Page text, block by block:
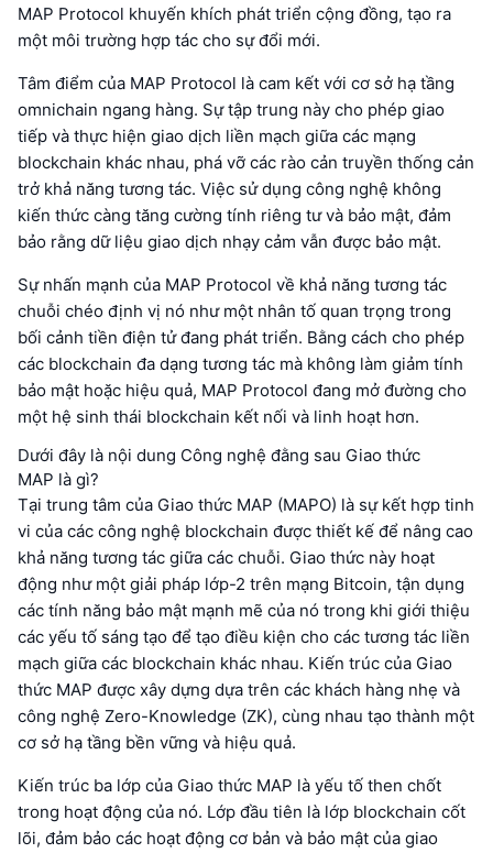
MAP Protocol khuyến khích phát triển cộng đồng, tạo ra
một môi trường hợp tác cho sự đổi mới.
Tâm điểm của MAP Protocol là cam kết với cơ sở hạ tầng
omnichain ngang hàng. Sự tập trung này cho phép giao
tiếp và thực hiện giao dịch liền mạch giữa các mạng
blockchain khác nhau, phá vỡ các rào cản truyền thống cản
trở khả năng tương tác. Việc sử dụng công nghệ không
kiến thức càng tăng cường tính riêng tư và bảo mật, đảm
bảo rằng dữ liệu giao dịch nhạy cảm vẫn được bảo mật.
Sự nhấn mạnh của MAP Protocol về khả năng tương tác
chuỗi chéo định vị nó như một nhân tố quan trọng trong
bối cảnh tiền điện tử đang phát triển. Bằng cách cho phép
các blockchain đa dạng tương tác mà không làm giảm tính
bảo mật hoặc hiệu quả, MAP Protocol đang mở đường cho
một hệ sinh thái blockchain kết nối và linh hoạt hơn.
Dưới đây là nội dung Công nghệ đằng sau Giao thức
MAP là gì?
Tại trung tâm của Giao thức MAP (MAPO) là sự kết hợp tinh
vi của các công nghệ blockchain được thiết kế để nâng cao
khả năng tương tác giữa các chuỗi. Giao thức này hoạt
động như một giải pháp lớp-2 trên mạng Bitcoin, tận dụng
các tính năng bảo mật mạnh mẽ của nó trong khi giới thiệu
các yếu tố sáng tạo để tạo điều kiện cho các tương tác liền
mạch giữa các blockchain khác nhau. Kiến trúc của Giao
thức MAP được xây dựng dựa trên các khách hàng nhẹ và
công nghệ Zero-Knowledge (ZK), cùng nhau tạo thành một
cơ sở hạ tầng bền vững và hiệu quả.
Kiến trúc ba lớp của Giao thức MAP là yếu tố then chốt
trong hoạt động của nó. Lớp đầu tiên là lớp blockchain cốt
lõi, đảm bảo các hoạt động cơ bản và bảo mật của giao